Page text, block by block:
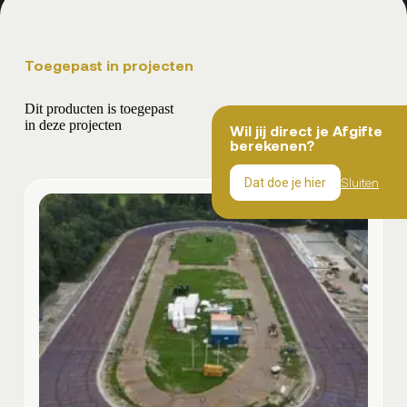
Toegepast in projecten
Dit producten is toegepast
in deze projecten
Wil jij direct je Afgifte
berekenen?
Dat doe je hier Sluiten